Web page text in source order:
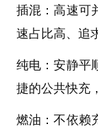
插混：高速可
速占比高、追
纯电：安静平
捷的公共快充
燃油：不依赖